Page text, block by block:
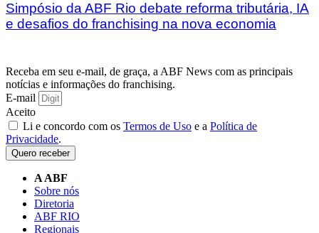
Simpósio da ABF Rio debate reforma tributária, IA
e desafios do franchising na nova economia
Receba em seu e-mail, de graça, a ABF News com as principais
notícias e informações do franchising.
E-mail
Aceito
Li e concordo com os Termos de Uso e a Política de
Privacidade.
Quero receber
A ABF
Sobre nós
Diretoria
ABF RIO
Regionais